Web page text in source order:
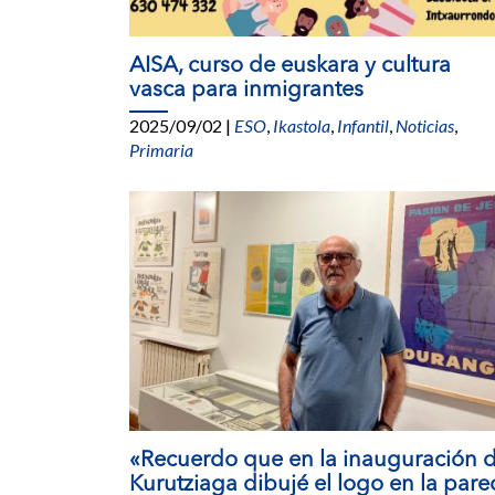
AISA, curso de euskara y cultura
vasca para inmigrantes
2025/09/02 | ESO, Ikastola, Infantil, Noticias,
Primaria
«Recuerdo que en la inauguración
Kurutziaga dibujé el logo en la